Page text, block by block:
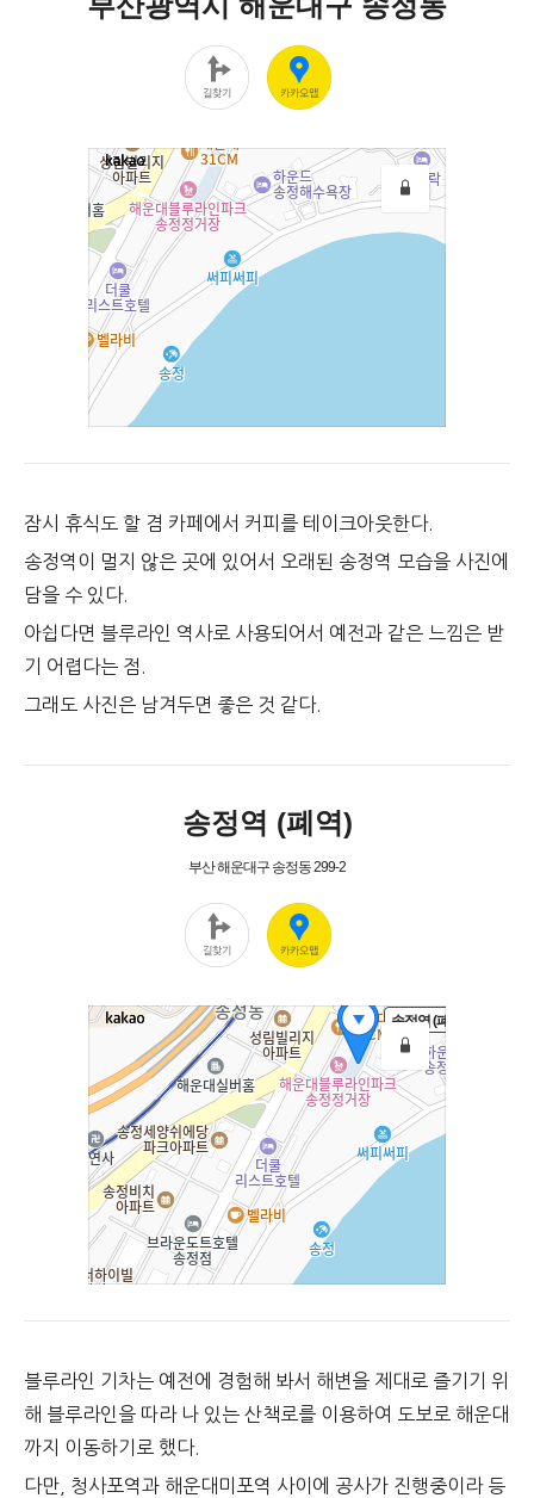
잠시 휴식도 할 겸 카페에서 커피를 테이크아웃한다.
송정역이 멀지 않은 곳에 있어서 오래된 송정역 모습을 사진에
담을 수 있다.
아쉽다면 블루라인 역사로 사용되어서 예전과 같은 느낌은 받
기 어렵다는 점.
그래도 사진은 남겨두면 좋은 것 같다.
블루라인 기차는 예전에 경험해 봐서 해변을 제대로 즐기기 위
해 블루라인을 따라 나 있는 산책로를 이용하여 도보로 해운대
까지 이동하기로 했다.
다만, 청사포역과 해운대미포역 사이에 공사가 진행중이라 등